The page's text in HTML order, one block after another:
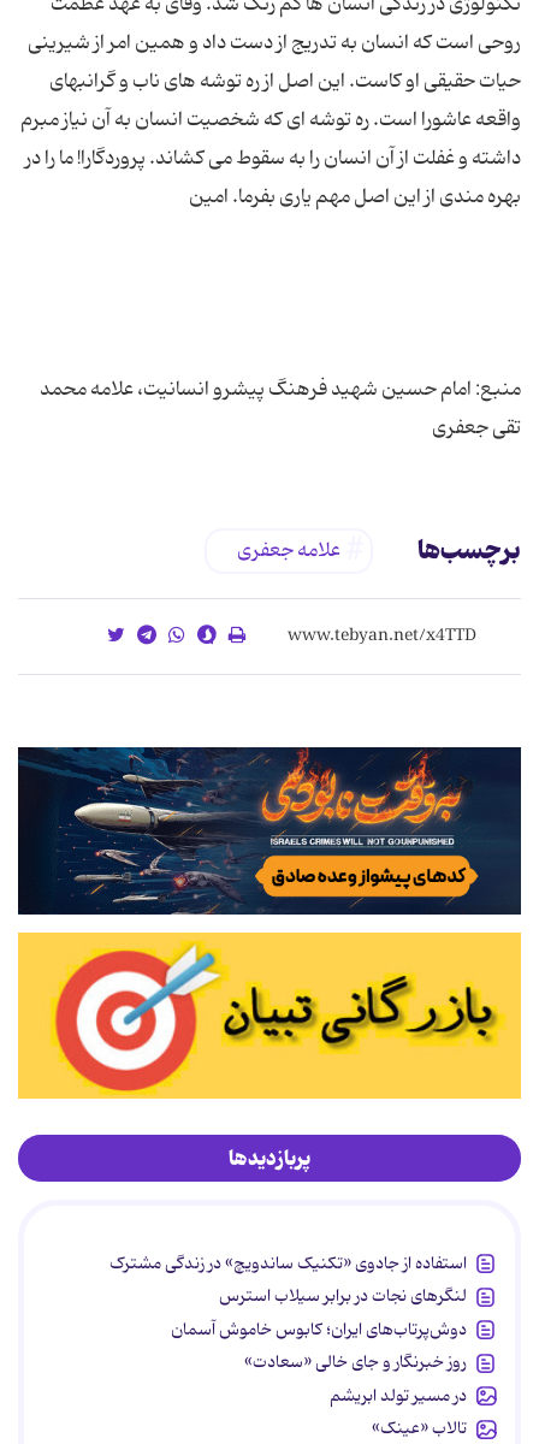
روحی است که انسان به تدریج از دست داد و همین امر از شیرینی
حیات حقیقی او کاست. این اصل از ره توشه های ناب و گرانبهای
واقعه عاشورا است. ره توشه ای که شخصیت انسان به آن نیاز مبرم
داشته و غفلت از آن انسان را به سقوط می کشاند. پروردگارا! ما را در
منبع: امام حسین شهید فرهنگ پیشرو انسانیت، علامه محمد
تقی جعفری
برچسب‌ها علامه جعفری
پربازدیدها
استفاده از جادوی «تکنیک ساندویچ» در زندگی مشترک
لنگرهای نجات در برابر سیلاب استرس
دوش‌پرتاب‌های ایران؛ کابوس خاموش آسمان
روز خبرنگار و جای خالی «سعادت»
در مسیر تولد ابریشم
تالاب «عینک»